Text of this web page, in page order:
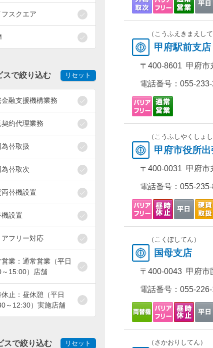
フスクエア
スで絞り込む リセット
融支援機構業務
約代理業務
替取扱
替取次
両替機設置
機設置
アフリー対応
業：通常営業（平日
15:00）店舗
止：昼休憩（平日
～12:30）実施店舗
スで絞り込む リセット
（こうふえきまえして
甲府駅前支店
〒400-8601 甲府市
電話番号： 055-
（こうふしやくしょ
甲府市役所
〒400-0031 甲府市
電話番号： 055-
（こくぼしてん）
国母支店
〒400-0043 甲府市
電話番号： 055-
（さかおりしてん）